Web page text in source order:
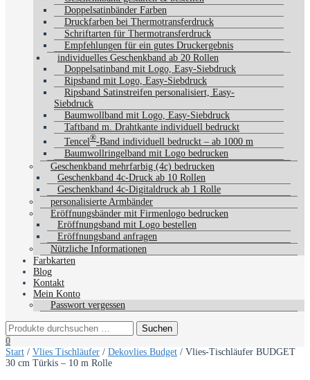
Doppelsatinbänder Farben
Druckfarben bei Thermotransferdruck
Schriftarten für Thermotransferdruck
Empfehlungen für ein gutes Druckergebnis
individuelles Geschenkband ab 20 Rollen
Doppelsatinband mit Logo, Easy-Siebdruck
Ripsband mit Logo, Easy-Siebdruck
Ripsband Satinstreifen personalisiert, Easy-
Siebdruck
Baumwollband mit Logo, Easy-Siebdruck
Taftband m. Drahtkante individuell bedruckt
Tencel®-Band individuell bedruckt – ab 1000 m
Baumwollringelband mit Logo bedrucken
Geschenkband mehrfarbig (4c) bedrucken
Geschenkband 4c-Druck ab 10 Rollen
Geschenkband 4c-Digitaldruck ab 1 Rolle
personalisierte Armbänder
Eröffnungsbänder mit Firmenlogo bedrucken
Eröffnungsband mit Logo bestellen
Eröffnungsband anfragen
Nützliche Informationen
Farbkarten
Blog
Kontakt
Mein Konto
Passwort vergessen
0
Start / Vlies Tischläufer / Dekovlies Budget / Vlies-Tischläufer BUDGET
30 cm Türkis – 10 m Rolle